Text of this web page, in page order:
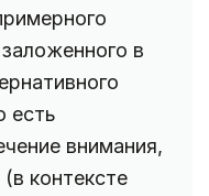
в
есть
внимания,
контексте